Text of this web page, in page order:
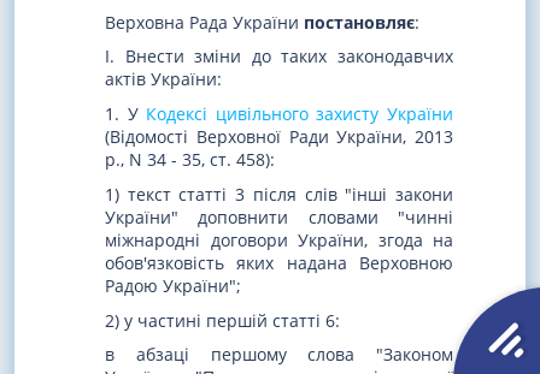
Верховна Рада України постановляє:
I. Внести зміни до таких законодавчих
актів України:
1. У Кодексі цивільного захисту України
(Відомості Верховної Ради України, 2013
р., N 34 - 35, ст. 458):
1) текст статті 3 після слів "інші закони
України" доповнити словами "чинні
міжнародні договори України, згода на
обов'язковість яких надана Верховною
Радою України";
2) у частині першій статті 6:
в абзаці першому слова "Законом